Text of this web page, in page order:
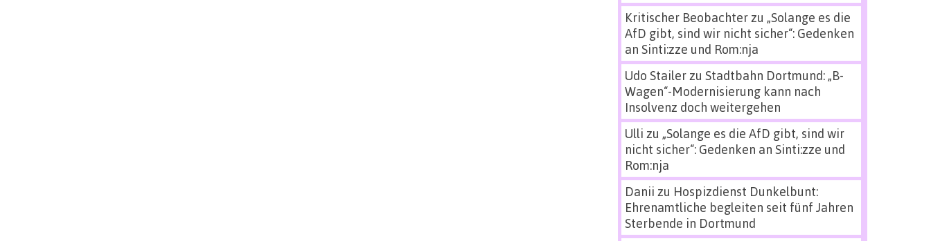
Kritischer Beobachterzu „Solange es die
AfD gibt, sind wir nicht sicher“: Gedenken
an Sinti:zze und Rom:nja
Udo Stailerzu Stadtbahn Dortmund: „B-
Wagen“-Modernisierung kann nach
Insolvenz doch weitergehen
Ulli zu „Solange es die AfD gibt, sind wir
nicht sicher“: Gedenken an Sinti:zze und
Rom:nja
Danii zu Hospizdienst Dunkelbunt:
Ehrenamtliche begleiten seit fünf Jahren
Sterbende in Dortmund